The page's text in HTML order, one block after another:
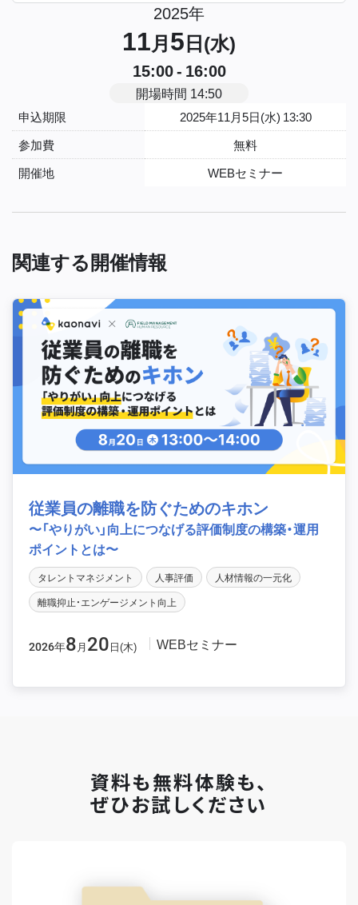
2025年
11月5日(水)
15:00 - 16:00
開場時間 14:50
申込期限
2025年11月5日(水) 13:30
参加費
無料
開催地
WEBセミナー
関連する開催情報
従業員の離職を防ぐためのキホン
〜「やりがい」向上につなげる評価制度の構築・運用
ポイントとは〜
タレントマネジメント 人事評価
人材情報の一元化
離職抑止・エンゲージメント向上
2026年8 月 20日(木) WEBセミナー
資料も無料体験も、
ぜひお試しください